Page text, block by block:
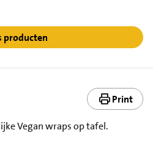
producten
Print
Vegan wraps op tafel.